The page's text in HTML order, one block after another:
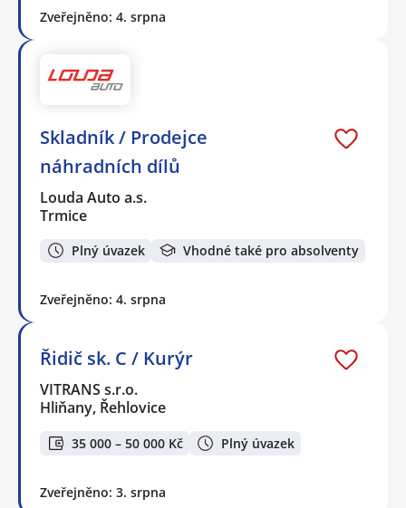
Zveřejněno: 4. srpna
Skladník / Prodejce
náhradních dílů
Louda Auto a.s.
Trmice
Plný úvazek Vhodné také pro absolventy
Zveřejněno: 4. srpna
Řidič sk. C / Kurýr
VITRANS s.r.o.
Hliňany, Řehlovice
35 000 – 50 000 Kč Plný úvazek
Zveřejněno: 3. srpna